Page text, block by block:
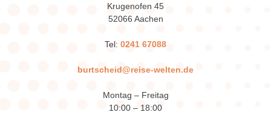
Krugenofen 45
52066 Aachen
Tel: 0241 67088
burtscheid@reise-welten.de
Montag – Freitag
10:00 – 18:00